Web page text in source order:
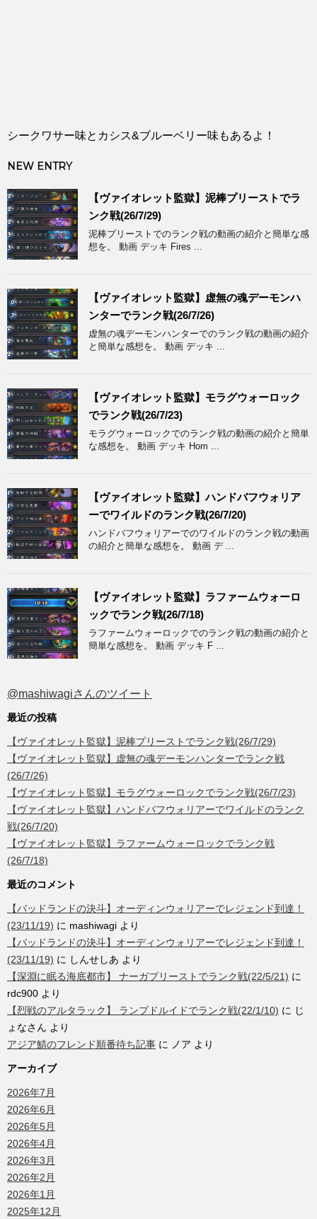
シークワサー味とカシス&ブルーベリー味もあるよ！
NEW ENTRY
【ヴァイオレット監獄】泥棒プリーストでラ
ンク戦(26/7/29)
泥棒プリーストでのランク戦の動画の紹介と簡単な感
想を。 動画 デッキ Fires ...
【ヴァイオレット監獄】虚無の魂デーモンハ
ンターでランク戦(26/7/26)
虚無の魂デーモンハンターでのランク戦の動画の紹介
と簡単な感想を。 動画 デッキ ...
【ヴァイオレット監獄】モラグウォーロック
でランク戦(26/7/23)
モラグウォーロックでのランク戦の動画の紹介と簡単
な感想を。 動画 デッキ Hom ...
【ヴァイオレット監獄】ハンドバフウォリア
ーでワイルドのランク戦(26/7/20)
ハンドバフウォリアーでのワイルドのランク戦の動画
の紹介と簡単な感想を。 動画 デ ...
【ヴァイオレット監獄】ラファームウォーロ
ックでランク戦(26/7/18)
ラファームウォーロックでのランク戦の動画の紹介と
簡単な感想を。 動画 デッキ F ...
@mashiwagiさんのツイート
最近の投稿
【ヴァイオレット監獄】泥棒プリーストでランク戦(26/7/29)
【ヴァイオレット監獄】虚無の魂デーモンハンターでランク戦
(26/7/26)
【ヴァイオレット監獄】モラグウォーロックでランク戦(26/7/23)
【ヴァイオレット監獄】ハンドバフウォリアーでワイルドのランク
戦(26/7/20)
【ヴァイオレット監獄】ラファームウォーロックでランク戦
(26/7/18)
最近のコメント
【バッドランドの決斗】オーディンウォリアーでレジェンド到達！
(23/11/19) に mashiwagi より
【バッドランドの決斗】オーディンウォリアーでレジェンド到達！
(23/11/19) に しんせしあ より
【深淵に眠る海底都市】 ナーガプリーストでランク戦(22/5/21) に
rdc900 より
【烈戦のアルタラック】 ランプドルイドでランク戦(22/1/10) に じ
ょなさん より
アジア鯖のフレンド順番待ち記事 に ノア より
アーカイブ
2026年7月
2026年6月
2026年5月
2026年4月
2026年3月
2026年2月
2026年1月
2025年12月